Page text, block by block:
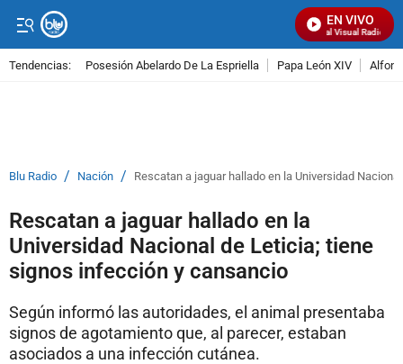
EN VIVO
Señal Visual Radio
Tendencias: Posesión Abelardo De La Espriella Papa León XIV
Blu Radio / Nación / Rescatan a jaguar hallado en la Universidad
Rescatan a jaguar hallado en la
Universidad Nacional de Leticia; tiene
signos infección y cansancio
Según informó las autoridades, el animal presentaba
signos de agotamiento que, al parecer, estaban
asociados a una infección cutánea.